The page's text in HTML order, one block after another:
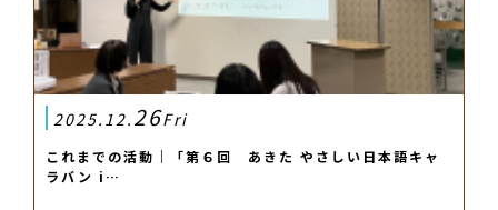
2025.12. 26Fri
これまでの活動｜「第６回 あきた やさしい日本語キャ
ラバン i…